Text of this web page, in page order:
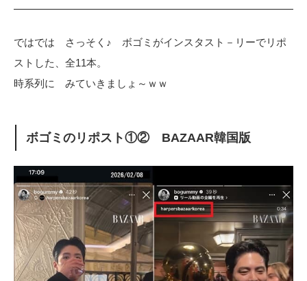
ではでは さっそく♪ ボゴミがインスタスト－リーでリポ
ストした、全11本。
時系列に みていきましょ～ｗｗ
ボゴミのリポスト①② BAZAAR韓国版